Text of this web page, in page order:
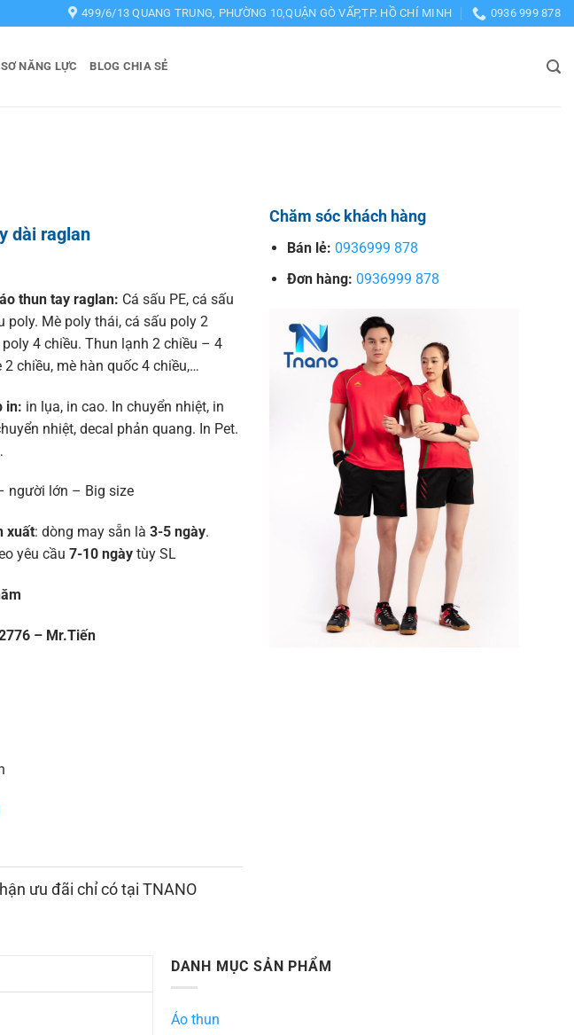
499/6/13 QUANG TRUNG, PHƯỜNG 10,QUẬN GÒ VẤP,TP. HỒ CHÍ MINH 0936 999 878
NĂNG LỰC BLOG CHIA SẺ
dài raglan
thun tay raglan: Cá sấu PE, cá sấu
poly. Mè poly thái, cá sấu poly 2
4 chiều. Thun lạnh 2 chiều – 4
2 chiều, mè hàn quốc 4 chiều,…
in: in lụa, in cao. In chuyển nhiệt, in
nhiệt, decal phản quang. In Pet.
người lớn – Big size
xuất: dòng may sẵn là 3-5 ngày.
yêu cầu 7-10 ngàytùy SL
– Mr.Tiến
ưu đãi chỉ có tại TNANO
Chăm sóc khách hàng
Bán lẻ: 0936999 878
Đơn hàng: 0936999 878
DANH MỤC SẢN PHẨM
Áo thun